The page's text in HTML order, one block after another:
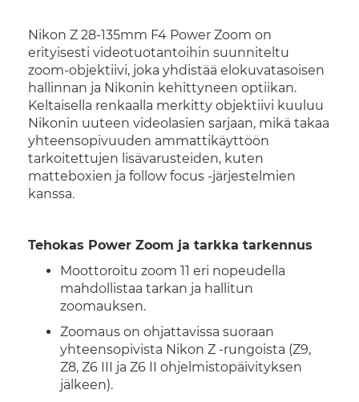
Nikon Z 28-135mm F4 Power Zoom on
erityisesti videotuotantoihin suunniteltu
zoom-objektiivi, joka yhdistää elokuvatasoisen
hallinnan ja Nikonin kehittyneen optiikan.
Keltaisella renkaalla merkitty objektiivi kuuluu
Nikonin uuteen videolasien sarjaan, mikä takaa
yhteensopivuuden ammattikäyttöön
tarkoitettujen lisävarusteiden, kuten
matteboxien ja follow focus -järjestelmien
kanssa.
Tehokas Power Zoom ja tarkka tarkennus
Moottoroitu zoom 11 eri nopeudella
mahdollistaa tarkan ja hallitun
zoomauksen.
Zoomaus on ohjattavissa suoraan
yhteensopivista Nikon Z -rungoista (Z9,
Z8, Z6 III ja Z6 II ohjelmistopäivityksen
jälkeen).